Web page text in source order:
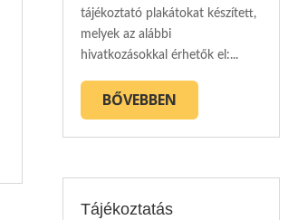
tájékoztató plakátokat készített,
melyek az alábbi
hivatkozásokkal érhetők el:...
BŐVEBBEN
Tájékoztatás